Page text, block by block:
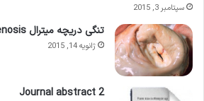
سپتامبر 3, 2015
تنگی دریچه میترال Mitral stenosis
ژانویه 14, 2015
Journal abstract 2